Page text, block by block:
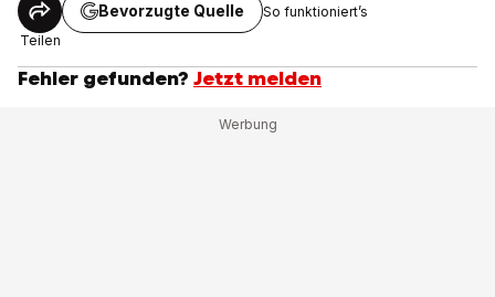
Teilen
Bevorzugte Quelle So funktioniert’s
Fehler gefunden? Jetzt melden